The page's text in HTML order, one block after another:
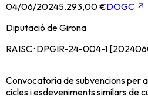
04/06/20245.293,00 €DOGC ↗
Diputació de Girona
RAISC · DPGIR-24-004-1
Convocatoria de subvencions per
cicles i esdeveniments similars de